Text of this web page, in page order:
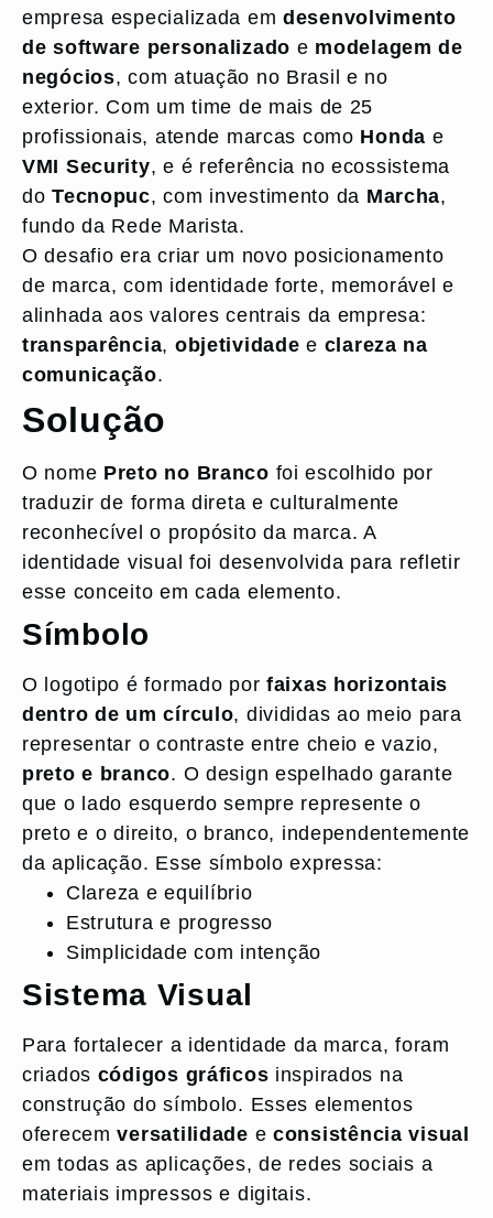
empresa especializada emdesenvolvimento
de software personalizado e modelagem de
negócios, com atuação no Brasil e no
exterior. Com um time de mais de 25
profissionais, atende marcas como Honda e
VMI Security, e é referência no ecossistema
doTecnopuc, com investimento da Marcha,
fundo da Rede Marista.
O desafio era criar um novo posicionamento
de marca, com identidade forte, memorável e
alinhada aos valores centrais da empresa:
transparência, objetividade e clareza na
comunicação.
Solução
O nome Preto no Branco foi escolhido por
traduzir de forma direta e culturalmente
reconhecível o propósito da marca. A
identidade visual foi desenvolvida para refletir
esse conceito em cada elemento.
Símbolo
O logotipo é formado por faixas horizontais
dentro de um círculo, divididas ao meio para
representar o contraste entre cheio e vazio,
preto e branco. O design espelhado garante
que o lado esquerdo sempre represente o
preto e o direito, o branco, independentemente
da aplicação. Esse símbolo expressa:
Clareza e equilíbrio
Estrutura e progresso
Simplicidade com intenção
Sistema Visual
Para fortalecer a identidade da marca, foram
criados códigos gráficos inspirados na
construção do símbolo. Esses elementos
oferecemversatilidade econsistência visual
em todas as aplicações, de redes sociais a
materiais impressos e digitais.